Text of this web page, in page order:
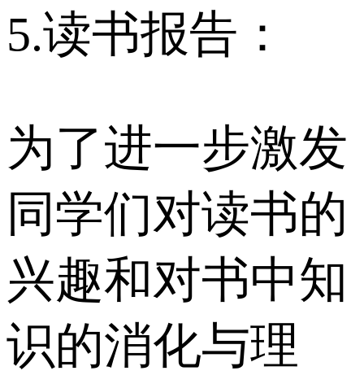
5.读书报告：
为了进一步激发
同学们对读书的
兴趣和对书中知
识的消化与理